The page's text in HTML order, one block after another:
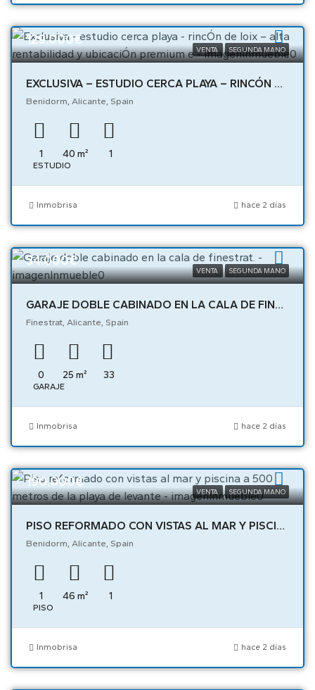
VENTA SEGUNDA MANO
129.000€
EXCLUSIVA – ESTUDIO CERCA PLAYA – RINCÓN DE LOIX – ALTA RENTABILIDAD Y UBICACIÓN PREMIUM E – 05404
Benidorm, Alicante, Spain
1 40 m² 1
ESTUDIO
Inmobrisa hace 2 días
VENTA SEGUNDA MANO
34.000€
GARAJE DOBLE CABINADO EN LA CALA DE FINESTRAT. – 03624
Finestrat, Alicante, Spain
0 25 m² 33
GARAJE
Inmobrisa hace 2 días
VENTA SEGUNDA MANO
190.000€
PISO REFORMADO CON VISTAS AL MAR Y PISCINA A 500 METROS DE LA PLAYA DE LEVANTE – 05501
Benidorm, Alicante, Spain
1 46 m² 1
PISO
Inmobrisa hace 2 días